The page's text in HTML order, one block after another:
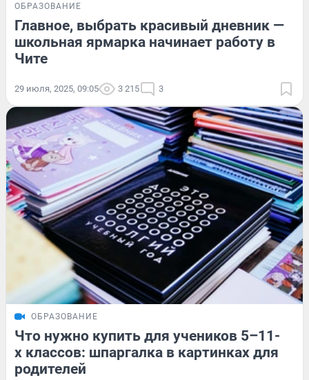
ОБРАЗОВАНИЕ
Главное, выбрать красивый дневник —
школьная ярмарка начинает работу в
Чите
29 июля, 2025, 09:05 3 215 3
ОБРАЗОВАНИЕ
Что нужно купить для учеников 5–11-
х классов: шпаргалка в картинках для
родителей